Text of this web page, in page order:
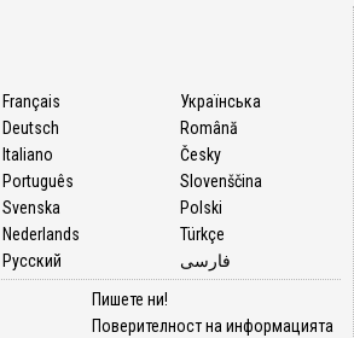
Français
Deutsch
Italiano
Português
Svenska
Nederlands
Русский
Українська
Română
Česky
Slovenščina
Polski
Türkçe
فارسی
Пишете ни!
Поверителност на информацията